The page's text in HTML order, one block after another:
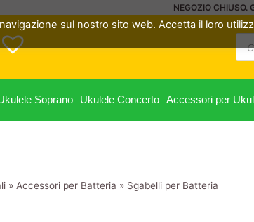
NEGOZIO CHIUSO.
Soprano Ukulele Concerto Accessori per
» Accessori per Batteria » Sgabelli per Batteria
sul nostro sito web. Accetta il loro